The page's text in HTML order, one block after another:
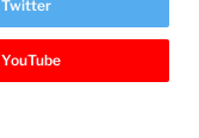
Twitter
YouTube